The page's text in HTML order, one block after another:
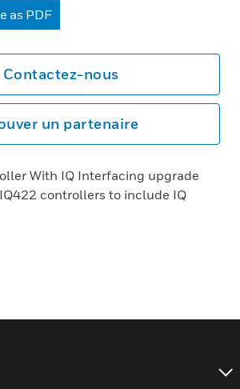
as PDF
Contactez-nous
un partenaire
With IQ Interfacing upgrade
controllers to include IQ